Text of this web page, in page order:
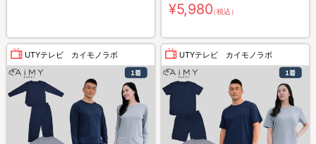
¥5,980（税込）
UTYテレビ カイモノラボ UTYテレビ カイモノラボ